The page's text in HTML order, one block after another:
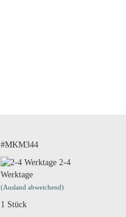
#MKM344
2-4
Werktage
(Ausland abweichend)
1 Stück